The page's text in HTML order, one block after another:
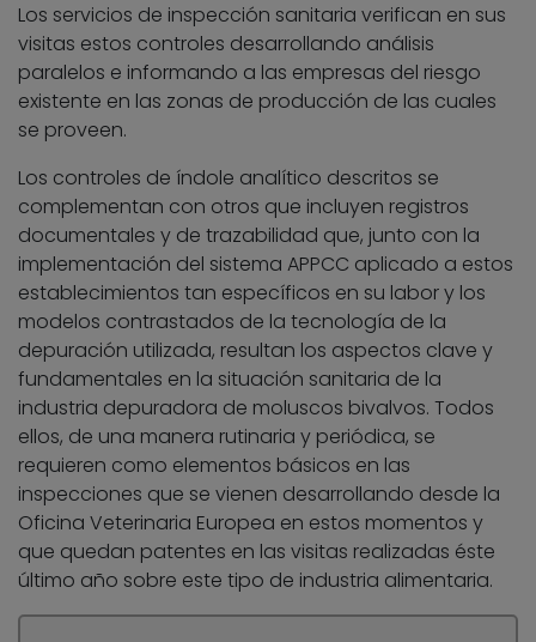
Los servicios de inspección sanitaria verifican en sus
visitas estos controles desarrollando análisis
paralelos e informando a las empresas del riesgo
existente en las zonas de producción de las cuales
se proveen.
Los controles de índole analítico descritos se
complementan con otros que incluyen registros
documentales y de trazabilidad que, junto con la
implementación del sistema APPCC aplicado a estos
establecimientos tan específicos en su labor y los
modelos contrastados de la tecnología de la
depuración utilizada, resultan los aspectos clave y
fundamentales en la situación sanitaria de la
industria depuradora de moluscos bivalvos. Todos
ellos, de una manera rutinaria y periódica, se
requieren como elementos básicos en las
inspecciones que se vienen desarrollando desde la
Oficina Veterinaria Europea en estos momentos y
que quedan patentes en las visitas realizadas éste
último año sobre este tipo de industria alimentaria.